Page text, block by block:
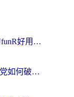
海外党别踩坑！Quickback和UfunR好用吗？选对回国加速器才能无缝刷国内资源
迅游和SpeedCN好用吗？海外党如何破解那道看不见的墙